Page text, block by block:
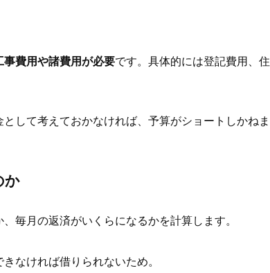
費用や諸費用が必要です。 具体的には登記費用、住
して考えておかなければ、予算がショートしかねま
か
毎月の返済がいくらになるかを計算します。
なければ借りられないため。